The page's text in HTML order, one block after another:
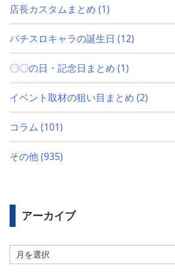
店長カスタムまとめ (1)
パチスロキャラの誕生日 (12)
〇〇の日・記念日まとめ (1)
イベント取材の狙い目まとめ (2)
コラム (101)
その他(935)
アーカイブ
ー